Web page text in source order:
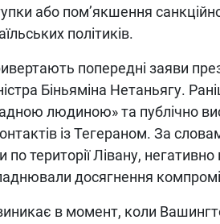
або пом’якшення
політиків.
попередні заяви
Біньяміна Нетаньягу.
людиною» та публічно
із Тегераном. За
території Лівану,
досягнення
в момент, коли